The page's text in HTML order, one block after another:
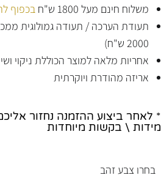
משלוח חינם מעל 1800 ש"ח
בכפוף
תעודת הערכה / תעודה גמולוגית
2000 ש"ח)
אחריות מלאה למוצר הכוללת ניקוי
אריזה מהודרת ויוקרתית
* לאחר ביצוע ההזמנה נחזור
מידות \ בקשות מיוחדות
בחרו צבע זהב